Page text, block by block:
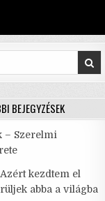
BEJEGYZÉSEK
– Szerelmi
kezdtem el
abba a világba